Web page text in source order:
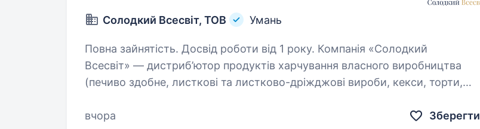
Солодкий Всесвіт, ТОВ Умань
Повна зайнятість. Досвід роботи від 1 року. Компанія «Солодкий
Всесвіт» — дистриб’ютор продуктів харчування власного виробництва
(печиво здобне, листкові та листково-дріжджові вироби, кекси, торти,
вчора
Зберегти